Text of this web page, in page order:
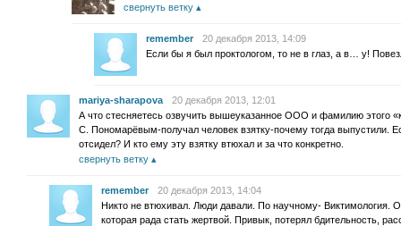
свернуть ветку
remember
20 декабря 2013, 14:09
Если бы я был проктологом, то не в глаз, а в… у!
mariya-sharapova
20 декабря 2013, 12:01
А что стесняетесь озвучить вышеуказанное ООО и фамилию этого
С. Пономарёвым-получал человек взятку-почему тогда выпустили.
отсидел? И кто ему эту взятку втюхал и за что конкретно.
свернуть ветку
remember
20 декабря 2013, 14:04
Никто не втюхивал. Люди давали. По научному- Виктимология.
которая рада стать жертвой. Привык, потерял бдительность,